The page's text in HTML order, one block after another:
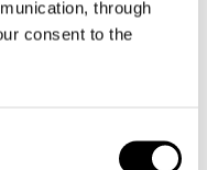
through
consent to the